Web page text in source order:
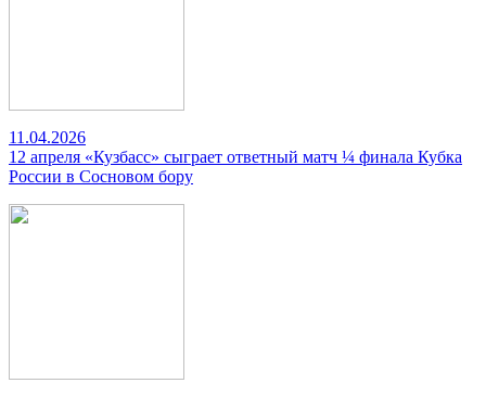
11.04.2026
12 апреля «Кузбасс» сыграет ответный матч ¼ финала Кубка
России в Сосновом бору